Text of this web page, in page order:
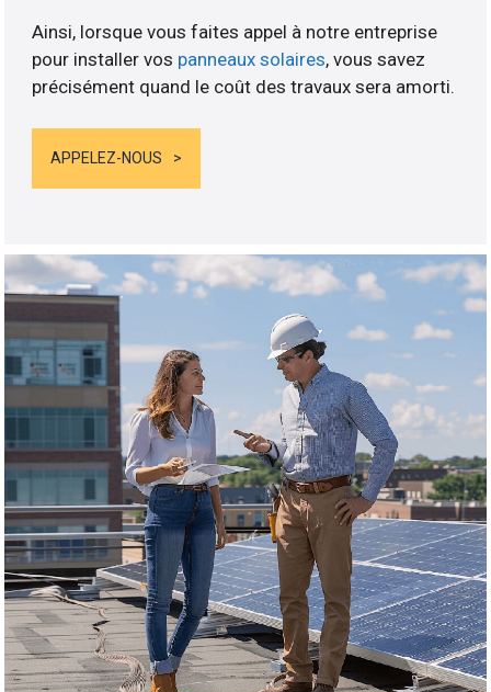
Ainsi, lorsque vous faites appel à notre entreprise
pour installer vos panneaux solaires, vous savez
précisément quand le coût des travaux sera amorti.
APPELEZ-NOUS